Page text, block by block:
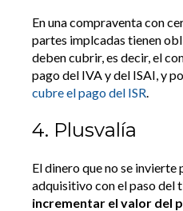
En una compraventa con
partes implcadas tienen
deben cubrir, es decir, el
pago del IVA y del ISAI, y
cubre el pago del ISR.
4. Plusvalía
El dinero que no se invierte
adquisitivo con el paso del
incrementar el valor del